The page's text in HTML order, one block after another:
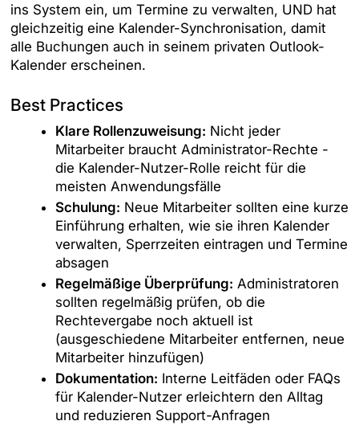
ins System ein, um Termine zu verwalten, UND hat
gleichzeitig eine Kalender-Synchronisation, damit
alle Buchungen auch in seinem privaten Outlook-
Kalender erscheinen.
Best Practices
Klare Rollenzuweisung: Nicht jeder
Mitarbeiter braucht Administrator-Rechte -
die Kalender-Nutzer-Rolle reicht für die
meisten Anwendungsfälle
Schulung: Neue Mitarbeiter sollten eine kurze
Einführung erhalten, wie sie ihren Kalender
verwalten, Sperrzeiten eintragen und Termine
absagen
Regelmäßige Überprüfung: Administratoren
sollten regelmäßig prüfen, ob die
Rechtevergabe noch aktuell ist
(ausgeschiedene Mitarbeiter entfernen, neue
Mitarbeiter hinzufügen)
Dokumentation: Interne Leitfäden oder FAQs
für Kalender-Nutzer erleichtern den Alltag
und reduzieren Support-Anfragen